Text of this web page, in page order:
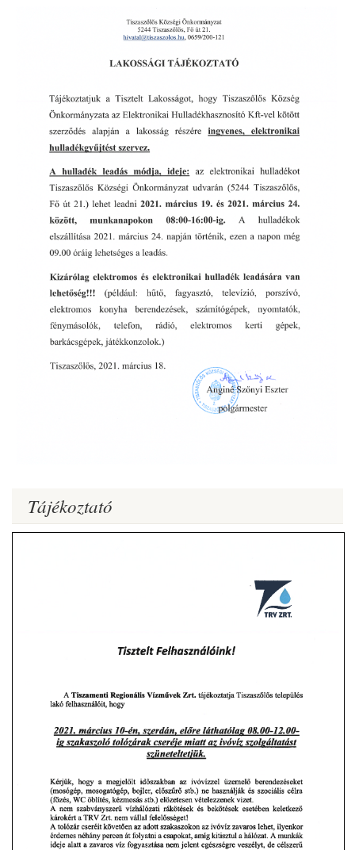
Tájékoztató